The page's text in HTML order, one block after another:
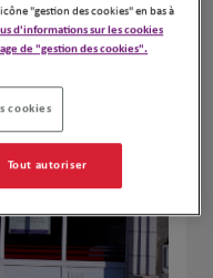
Leaflet| Map ©2026
Itinéraire
"gestion des cookies" en bas à
d'informations sur les cookies
de "gestion des cookies".
cookies
Tout autoriser